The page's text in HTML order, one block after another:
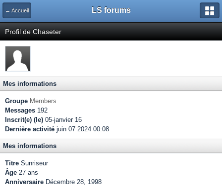
← Accueil LS forums
Profil de Chaseter
Mes informations
Groupe Members
Messages 192
Inscrit(e) (le) 05-janvier 16
Dernière activité juin 07 2024 00:08
Mes informations
Titre Sunriseur
Âge 27 ans
Anniversaire Décembre 28, 1998